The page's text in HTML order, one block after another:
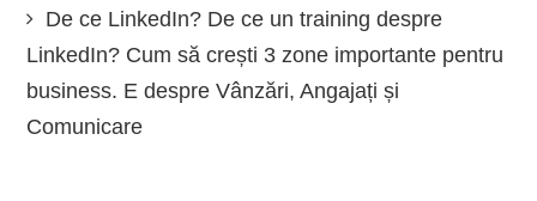
De ce LinkedIn? De ce un training despre
LinkedIn? Cum să crești 3 zone importante pentru
business. E despre Vânzări, Angajați și
Comunicare